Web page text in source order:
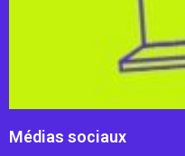
Médias sociaux